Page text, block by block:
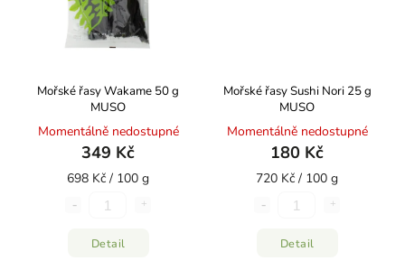
Mořské řasy Wakame 50 g
MUSO
Momentálně nedostupné
349 Kč
698 Kč / 100 g
Detail
Mořské řasy Sushi Nori 25 g
MUSO
Momentálně nedostupné
180 Kč
720 Kč / 100 g
Detail